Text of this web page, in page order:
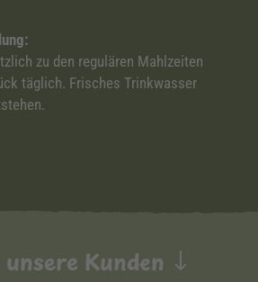
zu den regulären Mahlzeiten
täglich. Frisches Trinkwasser
Kunden